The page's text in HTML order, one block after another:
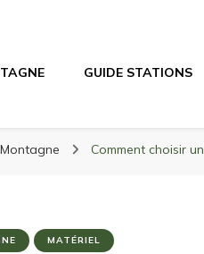
GUIDE STATIONS
Comment choisir
MATÉRIEL